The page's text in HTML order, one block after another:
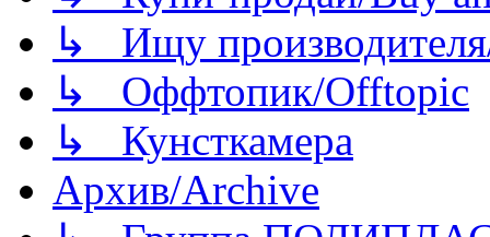
↳ Ищу
↳ Оффтопик/Offtopic
↳ Кунсткамера
Архив/Archive